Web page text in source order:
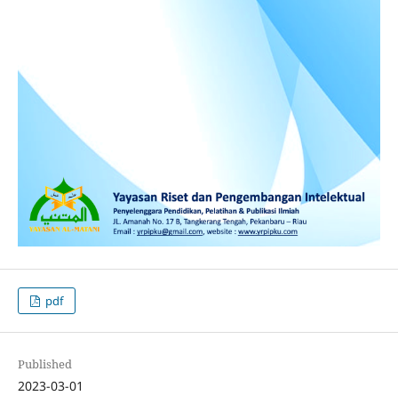
pdf
Published
2023-03-01